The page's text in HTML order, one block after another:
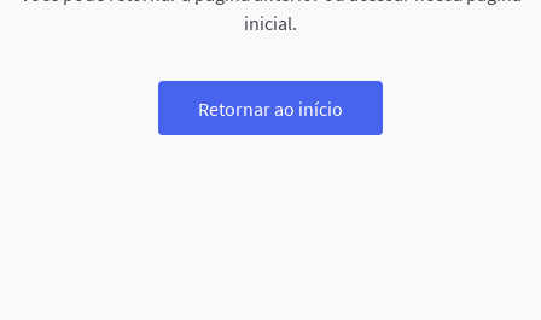
inicial.
Retornar ao início